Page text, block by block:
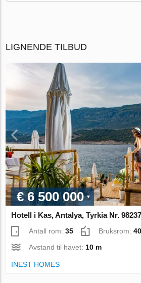
LIGNENDE TILBUD
€ 6 500 000
Hotell i Kas, Antalya, Tyrkia Nr. 98237
Antall rom:35 Bruksrom:
Avstand til havet:10 m
INEST HOMES